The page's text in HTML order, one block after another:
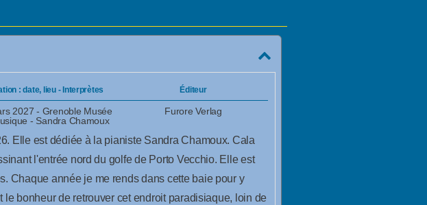
: date, lieu - Interprètes
2027 - Grenoble Musée
- Sandra Chamoux
Éditeur
Furore Verlag
Elle est dédiée à la pianiste Sandra Chamoux. Cala
l'entrée nord du golfe de Porto Vecchio. Elle est
Chaque année je me rends dans cette baie pour y
bonheur de retrouver cet endroit paradisiaque, loin de